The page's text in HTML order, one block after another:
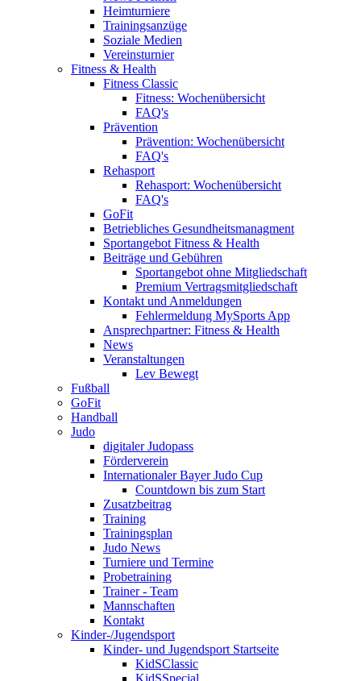
Heimturniere
Trainingsanzüge
Soziale Medien
Vereinsturnier
Fitness & Health
Fitness Classic
Fitness: Wochenübersicht
FAQ's
Prävention
Prävention: Wochenübersicht
FAQ's
Rehasport
Rehasport: Wochenübersicht
FAQ's
GoFit
Betriebliches Gesundheitsmanagment
Sportangebot Fitness & Health
Beiträge und Gebühren
Sportangebot ohne Mitgliedschaft
Premium Vertragsmitgliedschaft
Kontakt und Anmeldungen
Fehlermeldung MySports App
Ansprechpartner: Fitness & Health
News
Veranstaltungen
Lev Bewegt
Fußball
GoFit
Handball
Judo
digitaler Judopass
Förderverein
Internationaler Bayer Judo Cup
Countdown bis zum Start
Zusatzbeitrag
Training
Trainingsplan
Judo News
Turniere und Termine
Probetraining
Trainer - Team
Mannschaften
Kontakt
Kinder-/Jugendsport
Kinder- und Jugendsport Startseite
KidSClassic